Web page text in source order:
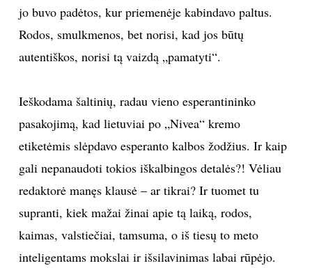
jo buvo padėtos, kur priemenėje kabindavo paltus.
Rodos, smulkmenos, bet norisi, kad jos būtų
autentiškos, norisi tą vaizdą „pamatyti“.
Ieškodama šaltinių, radau vieno esperantininko
pasakojimą, kad lietuviai po „Nivea“ kremo
etiketėmis slėpdavo esperanto kalbos žodžius. Ir kaip
gali nepanaudoti tokios iškalbingos detalės?! Vėliau
redaktorė manęs klausė – ar tikrai? Ir tuomet tu
supranti, kiek mažai žinai apie tą laiką, rodos,
kaimas, valstiečiai, tamsuma, o iš tiesų to meto
inteligentams mokslai ir išsilavinimas labai rūpėjo.